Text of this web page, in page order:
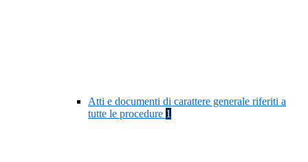
Atti e documenti di carattere generale riferiti a
tutte le procedure 1